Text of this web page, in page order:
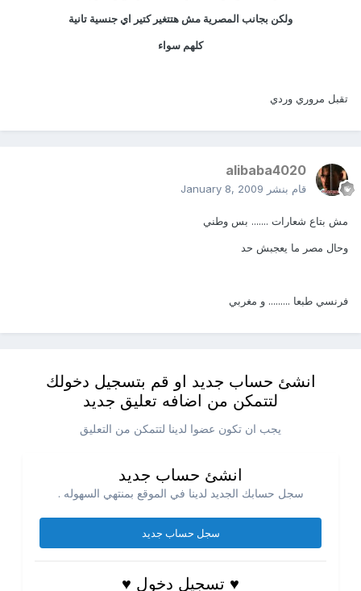
ولكن بجانب المصرية مش هتتغير كتير اي جنسية تانية
كلهم سواء
تقبل مروري وردي
alibaba4020
قام بنشر January 8, 2009
مش بتاع شعارات ....... بس وطني
وحال مصر ما يعجبش حد
فرنسي طبعا ......... و مغربي
انشئ حساب جديد او قم بتسجيل دخولك
لتتمكن من اضافه تعليق جديد
يجب ان تكون عضوا لدينا لتتمكن من التعليق
انشئ حساب جديد
سجل حسابك الجديد لدينا في الموقع بمنتهي السهوله .
سجل حساب جديد
♥ تسجيل دخول ♥